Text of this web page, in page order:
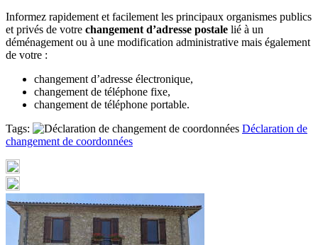
Informez rapidement et facilement les principaux organismes publics
et privés de votre changement d’adresse postale lié à un
déménagement ou à une modification administrative mais également
de votre :
changement d’adresse électronique,
changement de téléphone fixe,
changement de téléphone portable.
Tags:
Déclaration de
changement de coordonnées